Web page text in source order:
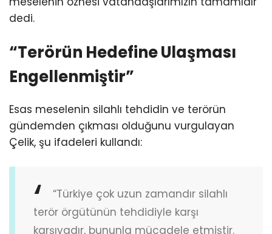
dedi.
“Terörün Hedefine Ulaşması
Engellenmiştir”
Esas meselenin silahlı tehdidin ve terörün
gündemden çıkması olduğunu vurgulayan
Çelik, şu ifadeleri kullandı:
“Türkiye çok uzun zamandır silahlı
terör örgütünün tehdidiyle karşı
karşıyadır, bununla mücadele etmiştir.